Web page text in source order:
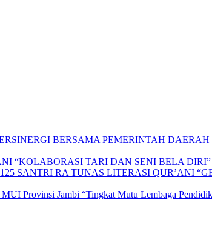
BERSAMA PEMERINTAH
“KOLABORASI TARI DAN SENI BELA DIRI”
SANTRI RA TUNAS LITERASI QUR’ANI
Provinsi Jambi “Tingkat Mutu Lembaga